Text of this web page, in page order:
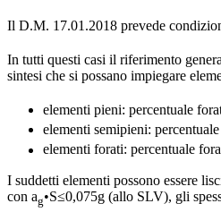
Il D.M. 17.01.2018 prevede
In tutti questi casi il riferimento
sintesi che si possano impiegare
elementi pieni: percentuale
elementi semipieni:
elementi forati: percentuale
I suddetti elementi possono essere
con ag•S≤0,075g (allo SLV), gli